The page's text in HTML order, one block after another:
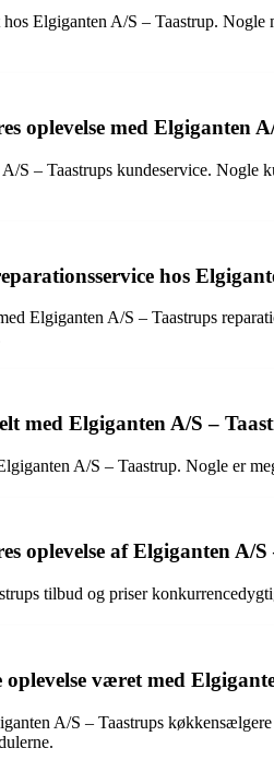
Elgiganten A/S – Taastrup.
oplevelse med Elgiganten
S – Taastrups kundeservice.
hos
Elgiganten A/S – Taastrups
med Elgiganten A/S –
A/S – Taastrup. Nogle er
oplevelse af Elgiganten A/
tilbud og priser
været med
A/S – Taastrups